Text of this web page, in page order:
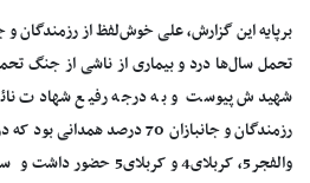
برپایه این گزارش، علی خوش‌لفظ از رزمندگان
تحمل سال‌ها درد و بیماری از ناشی از جنگ
شهیدش پیوست و به درجه رفیع شهادت
رزمندگان و جانبازان 70 درصد